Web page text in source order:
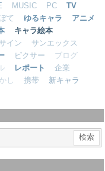
MUSIC PC
TV
て ゆるキャラ
アニメ
キャラ絵本
サイン
サンエックス
ピクサー
ブログ
レポート
企業
し 携帯
新キャラ